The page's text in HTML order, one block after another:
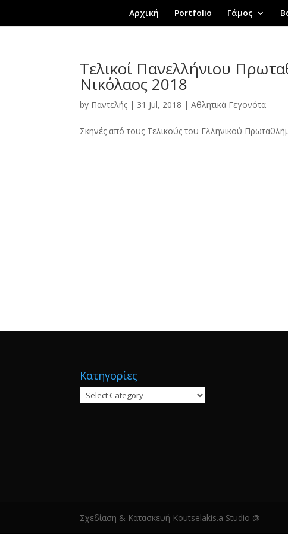
Αρχική Portfolio Γάμος
Τελικοί Πανελλήνιου
Νικόλαος 2018
by Παντελής | 31 Jul, 2018 |Αθλητικά Γεγονότα
Σκηνές από τους Τελικούς του Ελληνικού
Κατηγορίες
Κατηγορίες
Σχεδίαση & Κατασκευή Koutselakis.a Studio @